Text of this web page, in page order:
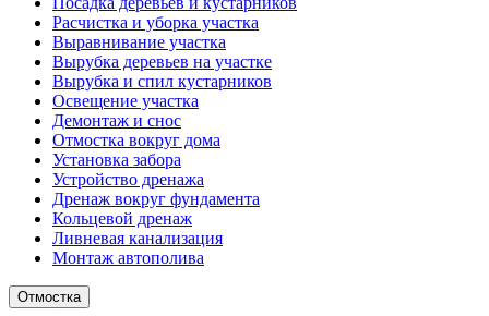
Расчистка и уборка участка
Выравнивание участка
Вырубка деревьев на участке
Вырубка и спил кустарников
Освещение участка
Демонтаж и снос
Отмостка вокруг дома
Установка забора
Устройство дренажа
Дренаж вокруг фундамента
Кольцевой дренаж
Ливневая канализация
Монтаж автополива
Отмостка